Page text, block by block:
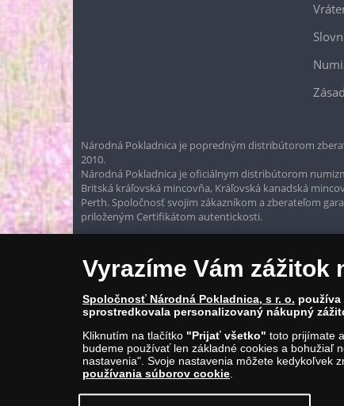
Národná Pokladnica je popredným distribútorom
2010.
Národná Pokladnica je oficiálnym distribútorom
Britská kráľovská mincovňa, Kráľovská kanadská
Perth. Spoločnosť svojim zákazníkom a zberateľom
priloženým Certifikátom autentickosti.
E-mail: info@narodnapokladnica.sk,
Vyrazíme Vám zážitok
Spoločnosť Národná Pokladnica, s r. o.
sprostredkovala personalizovaný nákupný
Kliknutím na tlačítko "Prijať všetko" toto prijímate
budeme používať len základné cookies a bohužiaľ
nastavenia". Svoje nastavenia môžete kedykoľvek
používania súborov cookie